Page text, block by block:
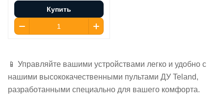
Купить
📱 Управляйте вашими устройствами легко и удобно с
нашими высококачественными пультами ДУ Teland,
разработанными специально для вашего комфорта.